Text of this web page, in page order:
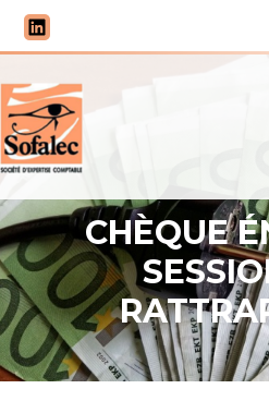
Aller
au
contenu
CHÈQUE